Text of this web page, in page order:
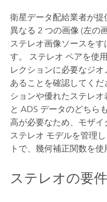
衛星データ配給業者が提
異なる 2 つの画像 (左の
ステレオ画像ソースを
す。 ステレオ ペアを使
レクションに必要なジ
あることを確認してく
ションや優れたステレ
と ADS データのどちら
高が必要なため、モザ
ステレオ モデルを管理
トで、幾何補正関数を使
ステレオの要件